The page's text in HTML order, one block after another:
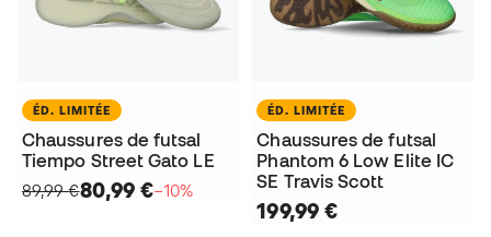
ÉD. LIMITÉE
Chaussures de futsal
Tiempo Street Gato LE
89,99 €80,99 €−10%
ÉD. LIMITÉE
Chaussures de futsal
Phantom 6 Low Elite IC
SE Travis Scott
199,99 €